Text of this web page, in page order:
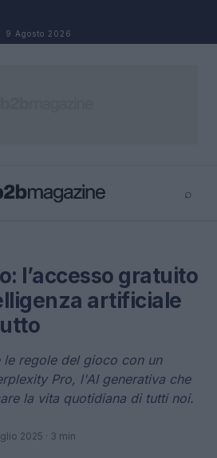
9 Agosto 2026
⌕
l’accesso gratuito
artificiale
le regole del gioco con un
Pro, l'AI generativa che
la vita quotidiana di tutti noi.
2025 · 3 min